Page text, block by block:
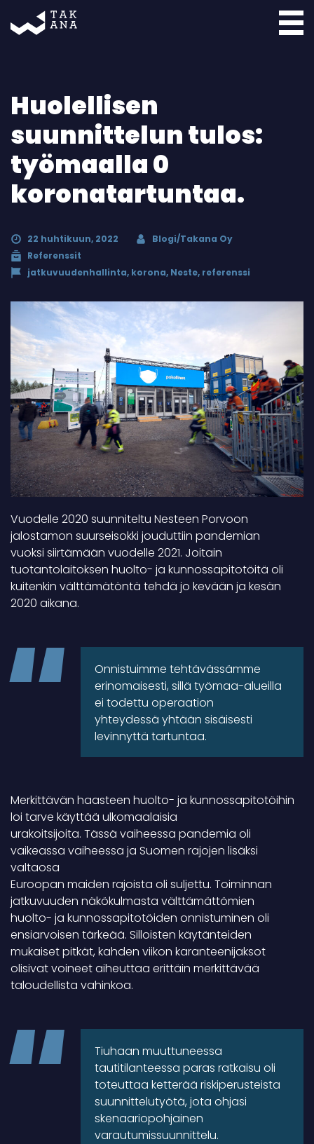
Huolellisen
suunnittelun tulos:
työmaalla 0
koronatartuntaa.
22 huhtikuun, 2022
Blogi/Takana Oy
Referenssit
jatkuvuudenhallinta, korona, Neste, referenssi
Vuodelle 2020 suunniteltu Nesteen Porvoon
jalostamon suurseisokki jouduttiin pandemian
vuoksi siirtämään vuodelle 2021. Joitain
tuotantolaitoksen huolto- ja kunnossapitotöitä oli
kuitenkin välttämätöntä tehdä jo kevään ja kesän
2020 aikana.
Onnistuimme tehtävässämme
erinomaisesti, sillä työmaa-alueilla
ei todettu operaation
yhteydessä yhtään sisäisesti
levinnyttä tartuntaa.
Merkittävän haasteen huolto- ja kunnossapitotöihin
loi tarve käyttää ulkomaalaisia
urakoitsijoita. Tässä vaiheessa pandemia oli
vaikeassa vaiheessa ja Suomen rajojen lisäksi
valtaosa
Euroopan maiden rajoista oli suljettu. Toiminnan
jatkuvuuden näkökulmasta välttämättömien
huolto- ja kunnossapitotöiden onnistuminen oli
ensiarvoisen tärkeää. Silloisten käytänteiden
mukaiset pitkät, kahden viikon karanteenijaksot
olisivat voineet aiheuttaa erittäin merkittävää
taloudellista vahinkoa.
Tiuhaan muuttuneessa
tautitilanteessa paras ratkaisu oli
toteuttaa ketterää riskiperusteista
suunnittelutyötä, jota ohjasi
skenaariopohjainen
varautumissuunnittelu.